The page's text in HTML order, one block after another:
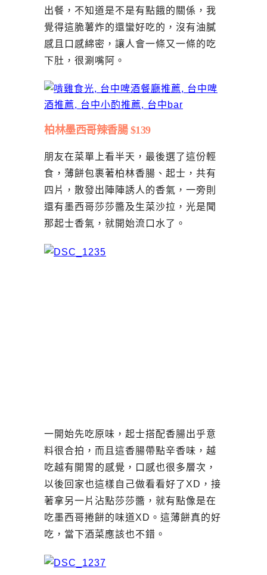
出餐，不知道是不是有點餓的關係，我
覺得這脆薯炸的還蠻好吃的，沒有油膩
感且口感綿密，讓人會一條又一條的吃
下肚，很涮嘴阿。
柏林墨西哥辣香腸 $139
朋友在菜單上看半天，最後選了這份輕
食，薄餅包裹著柏林香腸、起士，共有
四片，散發出陣陣誘人的香氣，一旁則
還有墨西哥莎莎醬及生菜沙拉，光是聞
那起士香氣，就開始流口水了。
一開始先吃原味，起士搭配香腸出乎意
料很合拍，而且這香腸帶點辛香味，越
吃越有開胃的感覺，口感也很多層次，
以後回家也這樣自己做看看好了XD，接
著拿另一片沾點莎莎醬，就有點像是在
吃墨西哥捲餅的味道XD。這薄餅真的好
吃，當下酒菜應該也不錯。